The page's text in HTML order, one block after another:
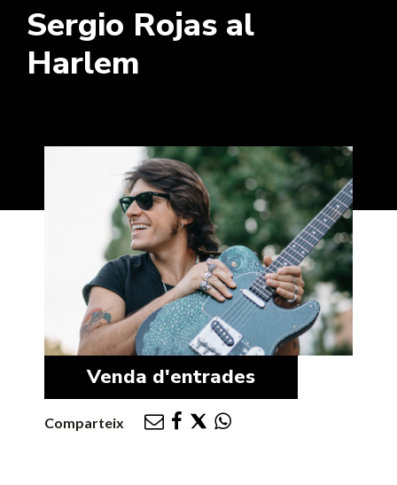
Sergio Rojas al
Harlem
Venda d'entrades
Comparteix